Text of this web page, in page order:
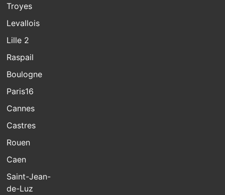
Troyes
Levallois
Lille 2
Raspail
Boulogne
Paris16
Cannes
Castres
Rouen
Caen
Saint-Jean-
de-Luz